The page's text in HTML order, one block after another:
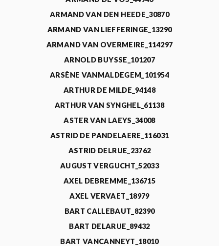
ARMAND VAN DEN HEEDE_30870
ARMAND VAN LIEFFERINGE_13290
ARMAND VAN OVERMEIRE_114297
ARNOLD BUYSSE_101207
ARSÈNE VANMALDEGEM_101954
ARTHUR DE MILDE_94148
ARTHUR VAN SYNGHEL_61138
ASTER VAN LAEYS_34008
ASTRID DE PANDELAERE_116031
ASTRID DELRUE_23762
AUGUST VERGUCHT_52033
AXEL DEBREMME_136715
AXEL VERVAET_18979
BART CALLEBAUT_82390
BART DELARUE_89432
BART VANCANNEYT_18010